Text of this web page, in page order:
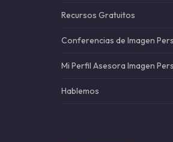
Recursos Gratuitos
Conferencias de Imagen
Mi Perfil Asesora Imagen
Hablemos